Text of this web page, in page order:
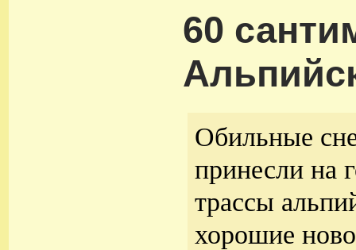
60
Обильные
принесли на
трассы
хорошие